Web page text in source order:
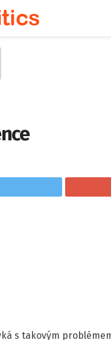
s takovým